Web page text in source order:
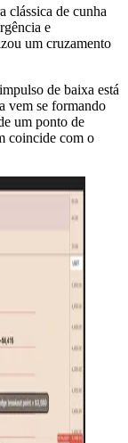
clássica de cunha
e
um cruzamento
de baixa está
vem se formando
um ponto de
coincide com o